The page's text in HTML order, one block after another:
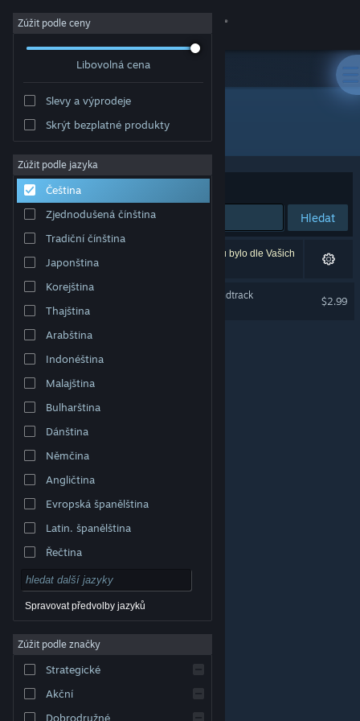
Přihlásit se
Komunita
Informace
Podpora
Změnit jazyk
Mobilní aplikace služby Steam
Desktopová verze stránky
© Valve Corporation. Všechna práva vyhrazena.
příslušných subjektů v USA a dalších zemích.
Smlouva o užívání služby Steam
Cookies
Zúžit podle ceny
Libovolná cena
Slevy a výprodeje
Skrýt bezplatné produkty
Zúžit podle jazyka
Čeština
Zjednodušená čínština
Tradiční čínština
Japonština
Korejština
Thajština
Arabština
Indonéština
Malajština
Bulharština
Dánština
Němčina
Angličtina
Evropská španělština
Latin. španělština
Řečtina
Spravovat předvolby jazyků
Zúžit podle značky
Strategické
Akční
Dobrodružné
Vývojář: CM Games
Seřadit podle
Hledat
Vašemu zadání odpovídá 1 výsledek. 4 produktů bylo dle Vašich
předvoleb vyloučeno z výsledků vyhledávání.
Mega Trons Survivors Soundtrack
$2.99